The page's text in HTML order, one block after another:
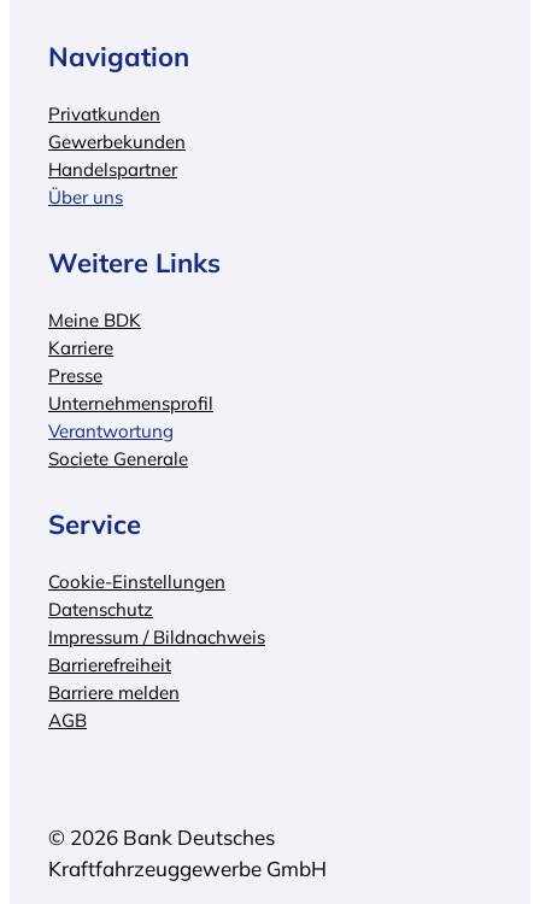
Navigation
Privatkunden
Gewerbekunden
Handelspartner
Über uns
Weitere Links
Meine BDK
Karriere
Presse
Unternehmensprofil
Verantwortung
Societe Generale
Service
Cookie-Einstellungen
Datenschutz
Impressum / Bildnachweis
Barrierefreiheit
Barriere melden
AGB
© 2026 Bank Deutsches
Kraftfahrzeuggewerbe GmbH